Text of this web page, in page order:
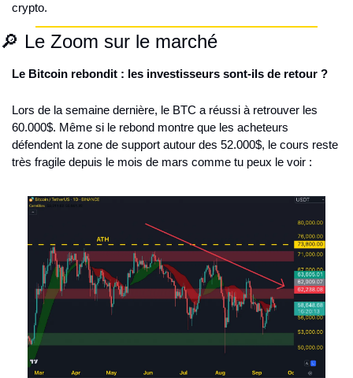
crypto.
🔎 Le Zoom sur le marché
Le Bitcoin rebondit : les investisseurs sont-ils de retour ?
Lors de la semaine dernière, le BTC a réussi à retrouver les
60.000$. Même si le rebond montre que les acheteurs
défendent la zone de support autour des 52.000$, le cours reste
très fragile depuis le mois de mars comme tu peux le voir :